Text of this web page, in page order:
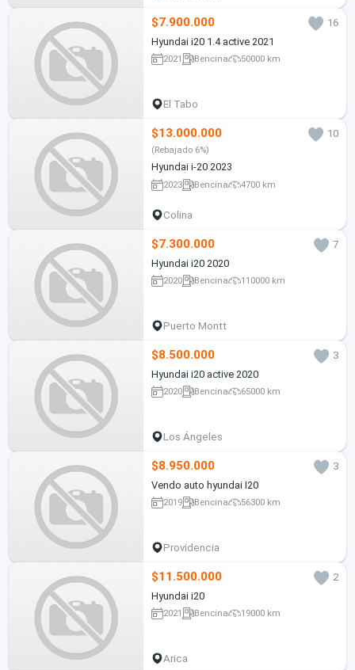
$7.900.000
16
Hyundai i20 1.4 active 2021
2021 Bencina 50000 km
El Tabo
$13.000.000 10
(Rebajado 6%)
Hyundai i-20 2023
2023 Bencina 4700 km
Colina
$7.300.000
7
Hyundai i20 2020
2020 Bencina 110000 km
Puerto Montt
$8.500.000
3
Hyundai i20 active 2020
2020 Bencina 65000 km
Los Ángeles
$8.950.000
3
Vendo auto hyundai I20
2019 Bencina 56300 km
Providencia
$11.500.000
2
Hyundai i20
2021 Bencina 19000 km
Arica